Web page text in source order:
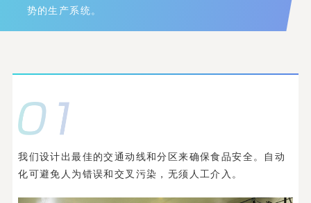
势的生产系统。
我们设计出最佳的交通动线和分区来确保食品安全。自动
化可避免人为错误和交叉污染，无须人工介入。